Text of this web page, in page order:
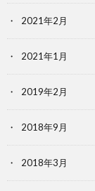
2021年2月
2021年1月
2019年2月
2018年9月
2018年3月